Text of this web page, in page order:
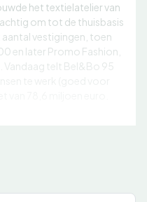
het textielatelier van
om tot de thuisbasis
vestigingen, toen
en later Promo Fashion,
Vandaag telt Bel&Bo 95